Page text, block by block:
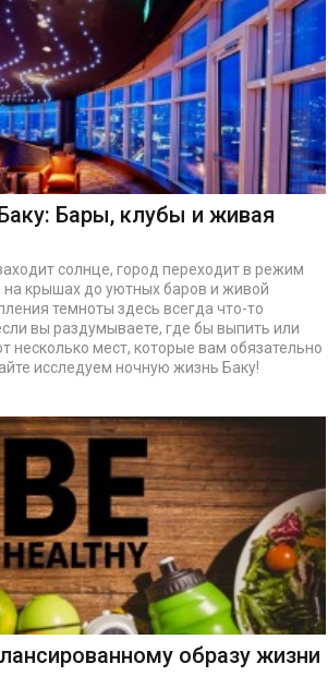
Бары, клубы и живая
солнце, город переходит в режим
на крышах до уютных баров и живой
темноты здесь всегда что-то
вы раздумываете, где бы выпить или
несколько мест, которые вам обязательно
исследуем ночную жизнь Баку!
образу жизни